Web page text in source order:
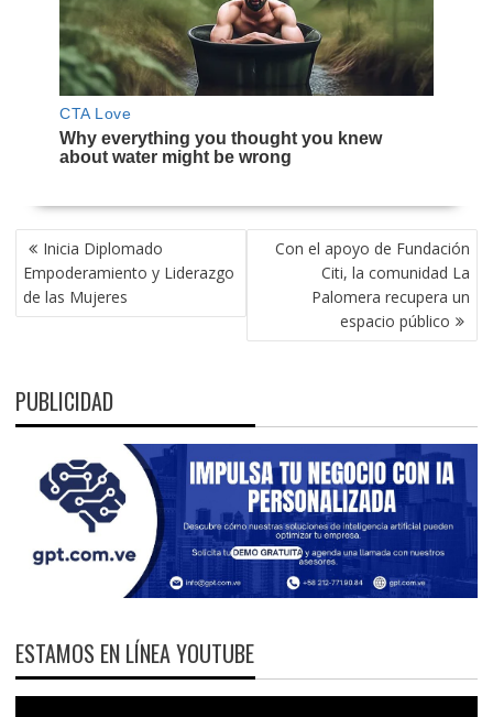
NAVEGACIÓN
DE
ENTRADAS
Inicia Diplomado
Empoderamiento y Liderazgo
de las Mujeres
Con el apoyo de Fundación
Citi, la comunidad La
Palomera recupera un
espacio público
PUBLICIDAD
ESTAMOS EN LÍNEA YOUTUBE